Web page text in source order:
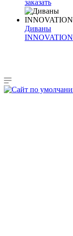
заказать
Диваны
INNOVATION